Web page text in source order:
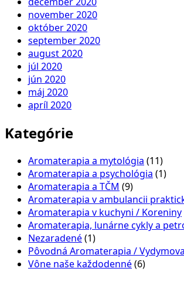
november 2020
október 2020
september 2020
august 2020
júl 2020
jún 2020
máj 2020
apríl 2020
Kategórie
Aromaterapia a mytológia (11)
Aromaterapia a psychológia (1)
Aromaterapia a TČM (9)
Aromaterapia v ambulancii
Aromaterapia v kuchyni / Koreniny
Aromaterapia, lunárne cykly a
Nezaradené(1)
Pôvodná Aromaterapia /
Vône naše každodenné(6)